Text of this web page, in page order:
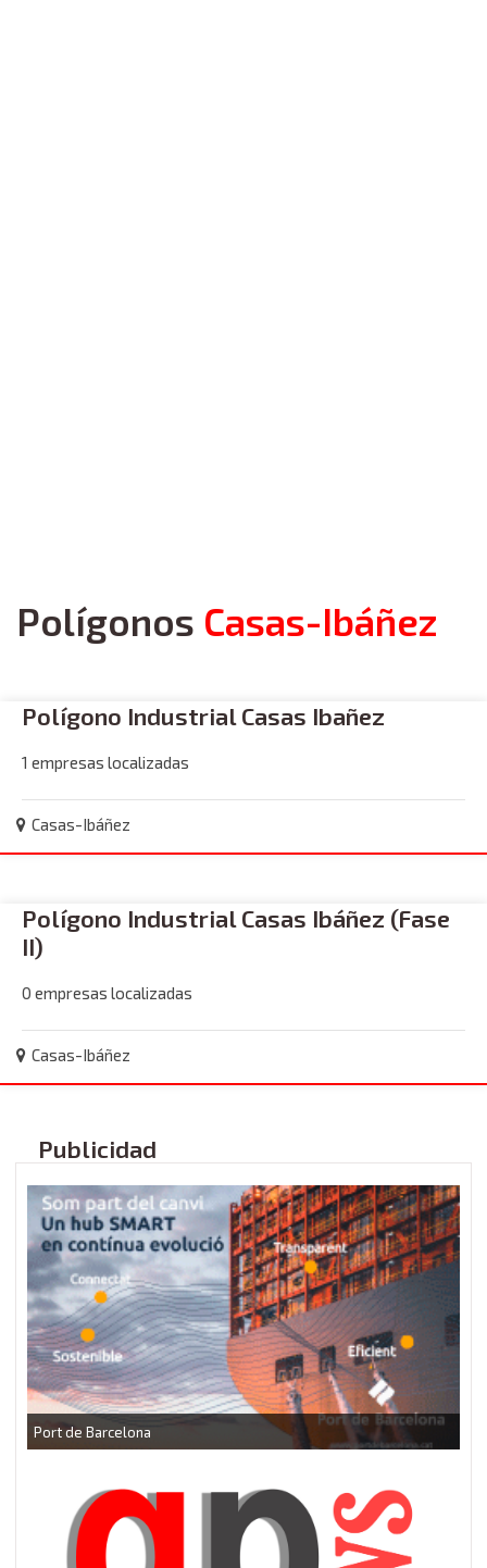
Polígonos Casas-Ibáñez
Polígono Industrial Casas Ibañez
1 empresas localizadas
Casas-Ibáñez
Polígono Industrial Casas Ibáñez (Fase
II)
0 empresas localizadas
Casas-Ibáñez
Publicidad
CEEI Torrefarrera